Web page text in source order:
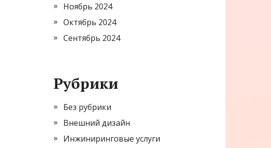
Ноябрь 2024
Октябрь 2024
Сентябрь 2024
Рубрики
Без рубрики
Внешний дизайн
Инжиниринговые услуги